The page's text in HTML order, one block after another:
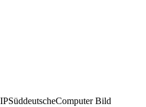
SüddeutscheComputer Bild